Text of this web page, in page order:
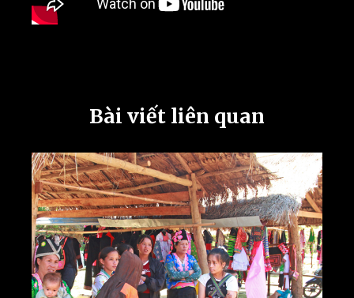
Bài viết liên quan